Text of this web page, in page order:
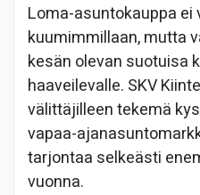
Loma-asuntokauppa ei
kuumimmillaan, mutta
kesän olevan suotuisa
haaveilevalle. SKV
välittäjilleen tekemä
vapaa-
tarjontaa selkeästi
vuonna.